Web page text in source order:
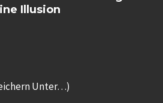
Illusion
Unter…)